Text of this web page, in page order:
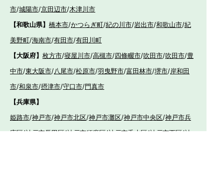
市/城陽市/京田辺市/木津川市
【和歌山県】 橋本市/かつらぎ町/紀の川市/岩出市/和歌山市/紀
美野町/海南市/有田市/有田川町
【大阪府】 枚方市/寝屋川市/高槻市/四條畷市/吹田市/吹田市/豊
中市/東大阪市/八尾市/松原市/羽曳野市/富田林市/堺市/岸和田
市/和泉市/摂津市/守口市/門真市
【兵庫県】
姫路市/神戸市/神戸市北区/神戸市灘区/神戸市中央区/神戸市兵
庫区/神戸市長田区/神戸市須磨区/神戸市垂水区/神戸市西区/神